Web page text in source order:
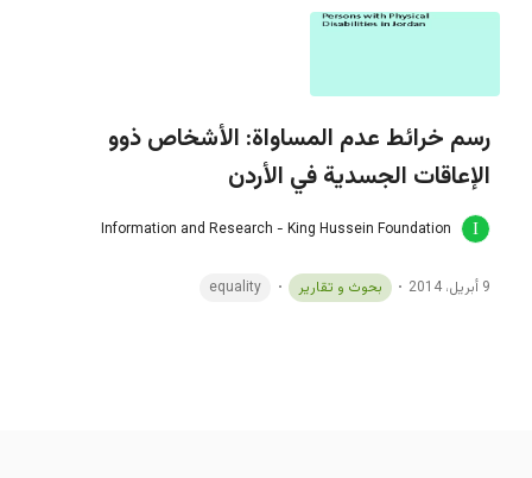
رسم خرائط عدم المساواة: الأشخاص ذوو
الإعاقات الجسدية في الأردن
Information and Research - King Hussein Foundation
9 أبريل، 2014 بحوث و تقارير equality